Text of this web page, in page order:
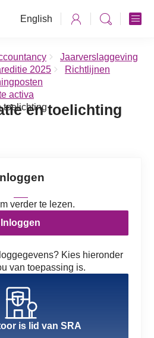
English
Jaarverslaggeving
2025
Richtlijnen
activa
toelichtingen toelichting
verder te lezen.
Inloggen
Kies hieronder
van toepassing is.
is lid van SRA